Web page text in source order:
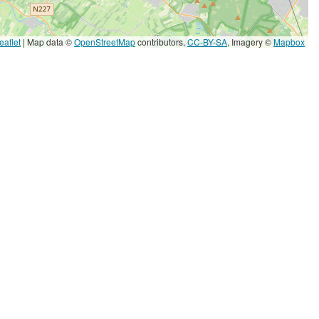
| Map data ©OpenStreetMapcontributors,CC-BY-SA, Imagery ©Mapbox